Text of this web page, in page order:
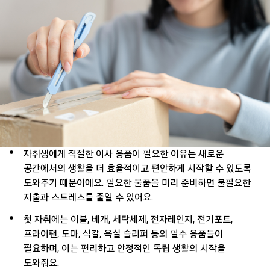
자취생에게 적절한 이사 용품이 필요한 이유는 새로운
공간에서의 생활을 더 효율적이고 편안하게 시작할 수 있도록
도와주기 때문이에요. 필요한 물품을 미리 준비하면 불필요한
지출과 스트레스를 줄일 수 있어요.
첫 자취에는 이불, 베개, 세탁세제, 전자레인지, 전기포트,
프라이팬, 도마, 식칼, 욕실 슬리퍼 등의 필수 용품들이
필요하며, 이는 편리하고 안정적인 독립 생활의 시작을
도와줘요.